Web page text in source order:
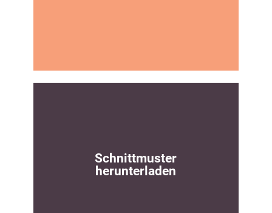
DANKE, dass du Mamahoch2 besuchst
Schnittmuster
herunterladen